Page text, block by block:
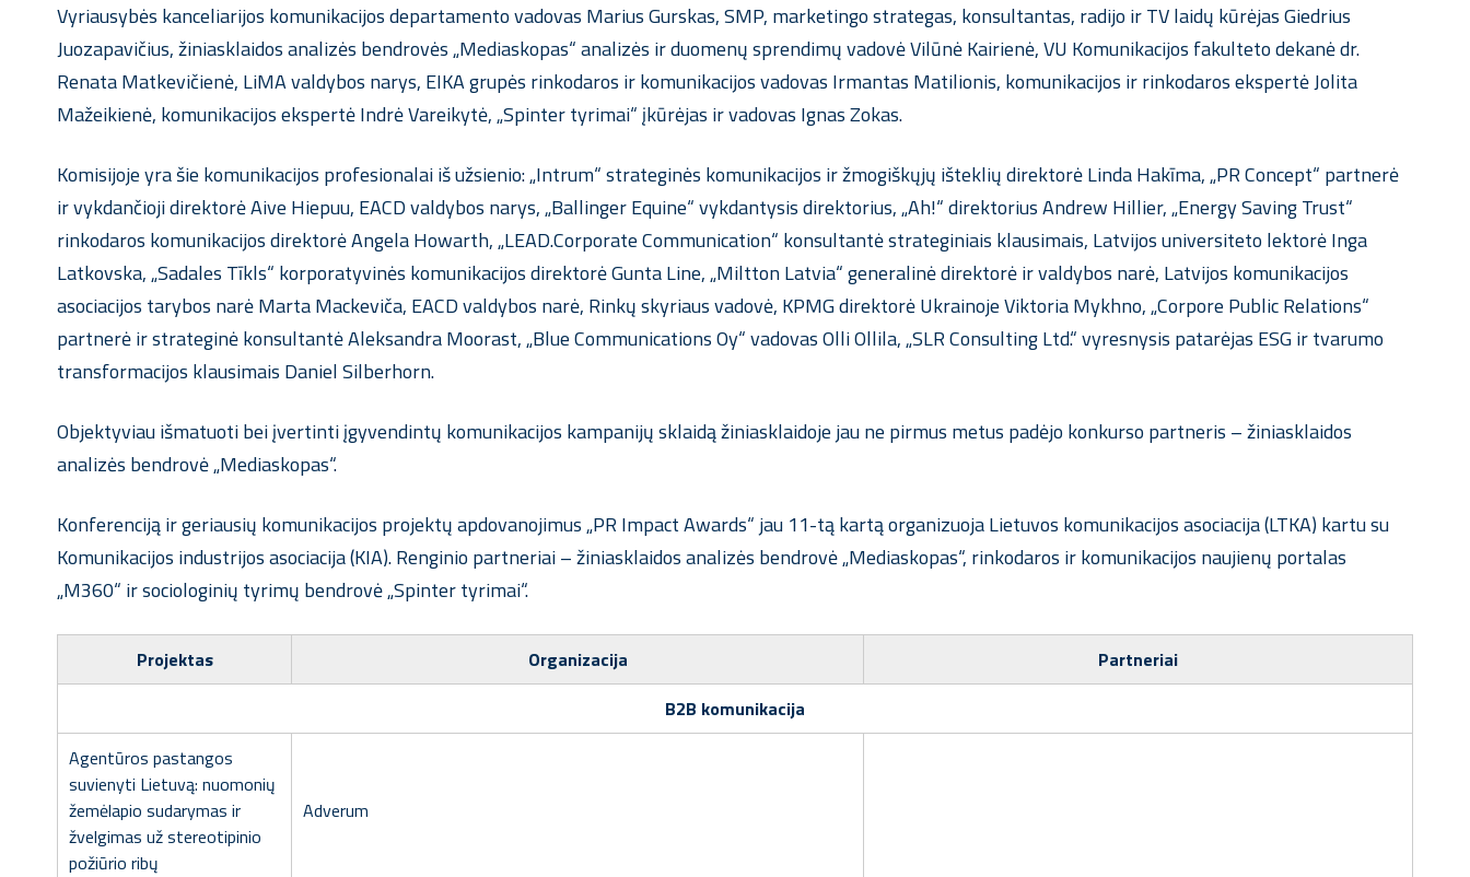
Vyriausybės kanceliarijos komunikacijos departamento vadovas Marius Gurskas, SMP, marketingo strategas, konsultantas, radijo ir TV laidų kūrėjas Giedrius
Juozapavičius, žiniasklaidos analizės bendrovės „Mediaskopas“ analizės ir duomenų sprendimų vadovė Vilūnė Kairienė, VU Komunikacijos fakulteto dekanė dr.
Renata Matkevičienė, LiMA valdybos narys, EIKA grupės rinkodaros ir komunikacijos vadovas Irmantas Matilionis, komunikacijos ir rinkodaros ekspertė Jolita
Mažeikienė, komunikacijos ekspertė Indrė Vareikytė, „Spinter tyrimai“ įkūrėjas ir vadovas Ignas Zokas.
Komisijoje yra šie komunikacijos profesionalai iš užsienio: „Intrum“ strateginės komunikacijos ir žmogiškųjų išteklių direktorė Linda Hakīma, „PR Concept“ partnerė
ir vykdančioji direktorė Aive Hiepuu, EACD valdybos narys, „Ballinger Equine“ vykdantysis direktorius, „Ah!“ direktorius Andrew Hillier, „Energy Saving Trust“
rinkodaros komunikacijos direktorė Angela Howarth, „LEAD.Corporate Communication“ konsultantė strateginiais klausimais, Latvijos universiteto lektorė Inga
Latkovska, „Sadales Tīkls“ korporatyvinės komunikacijos direktorė Gunta Line, „Miltton Latvia“ generalinė direktorė ir valdybos narė, Latvijos komunikacijos
asociacijos tarybos narė Marta Mackeviča, EACD valdybos narė, Rinkų skyriaus vadovė, KPMG direktorė Ukrainoje Viktoria Mykhno, „Corpore Public Relations“
partnerė ir strateginė konsultantė Aleksandra Moorast, „Blue Communications Oy“ vadovas Olli Ollila, „SLR Consulting Ltd.“ vyresnysis patarėjas ESG ir tvarumo
transformacijos klausimais Daniel Silberhorn.
Objektyviau išmatuoti bei įvertinti įgyvendintų komunikacijos kampanijų sklaidą žiniasklaidoje jaune pirmus metus padėjo konkurso partneris – žiniasklaidos
analizės bendrovė „Mediaskopas“.
Konferenciją ir geriausių komunikacijos projektų apdovanojimus „PR Impact Awards“ jau 11-tą kartą organizuoja Lietuvos komunikacijos asociacija (LTKA) kartu su
Komunikacijos industrijos asociacija (KIA). Renginio partneriai – žiniasklaidos analizės bendrovė „Mediaskopas“, rinkodaros ir komunikacijos naujienų portalas
„M360“ ir sociologinių tyrimų bendrovė „Spinter tyrimai“.
Projektas Organizacija
Partneriai
B2B komunikacija
Agentūros pastangos
suvienyti Lietuvą: nuomonių
žemėlapio sudarymas ir
žvelgimas už stereotipinio
požiūrio ribų
Adverum